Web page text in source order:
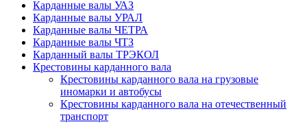
Карданные валы УАЗ
Карданные валы УРАЛ
Карданные валы ЧЕТРА
Карданные валы ЧТЗ
Карданный валы ТРЭКОЛ
Крестовины карданного вала
Крестовины карданного вала на грузовые
иномарки и автобусы
Крестовины карданного вала на отечественный
транспорт